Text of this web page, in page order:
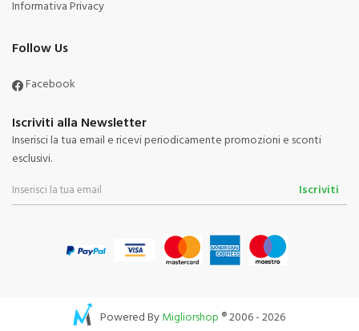
Informativa Privacy
Follow Us
Facebook
Iscriviti alla Newsletter
Inserisci la tua email e ricevi periodicamente promozioni e sconti
esclusivi.
Iscriviti
Powered ByMigliorshop ® 2006 - 2026